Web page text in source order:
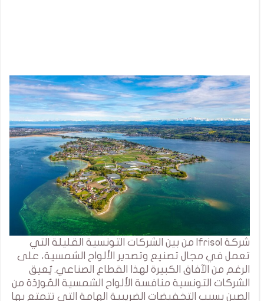
شركة Ifrisol من بين الشركات التونسية القليلة التي
تعمل في مجال تصنيع وتصدير الألواح الشمسية، على
الرغم من الآفاق الكبيرة لهذا القطاع الصناعي. يُعيق
الشركات التونسية منافسة الألواح الشمسية المُورَدَة من
الصين بسبب التخفيضات الضريبية الهامة التي تتمتع بها